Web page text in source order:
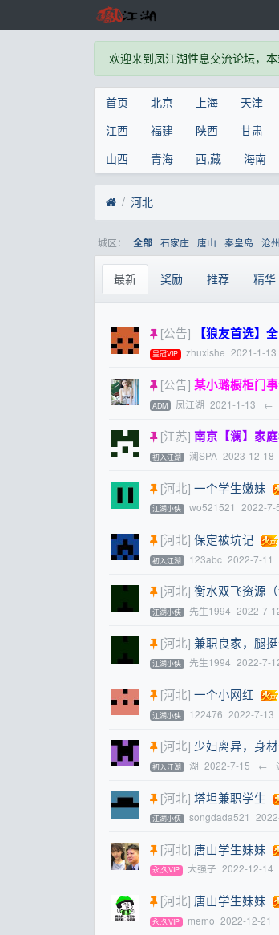
欢迎来到凤江湖性息交流论坛，
首页 北京 上海 天津
江西
福建 陕西 甘肃
山西
青海 西,藏 海南
河北
城区： 全部 石家庄 唐山 秦皇岛 沧州
最新 奖励 推荐 精华
[公告] 【狼友首选】
皇冠VIP zhuxishe 2021-1-13
[公告] 某小璐橱柜门
ADM 凤江湖 2021-1-13 ←
[江苏] 南京【澜】家
初入江湖 澜SPA 2023-12-18
[河北] 一个学生嫩妹
江湖小侠 wo521521 2022-7-
[河北] 保定被坑记
初入江湖 123abc 2022-7-11
[河北] 衡水双飞资源
江湖小侠 先生1994 2022-7-
[河北] 兼职良家，腿
江湖小侠 先生1994 2022-7-
[河北] 一个小网红
江湖小侠 122476 2022-7-13
[河北] 少妇离异，身
初入江湖 湖 2022-7-15 ←
[河北] 塔坦兼职学生
江湖小侠 songdada521
[河北] 唐山学生妹妹
永,久VIP 大强子 2022-12-14
[河北] 唐山学生妹妹
永,久VIP memo 2022-12-21